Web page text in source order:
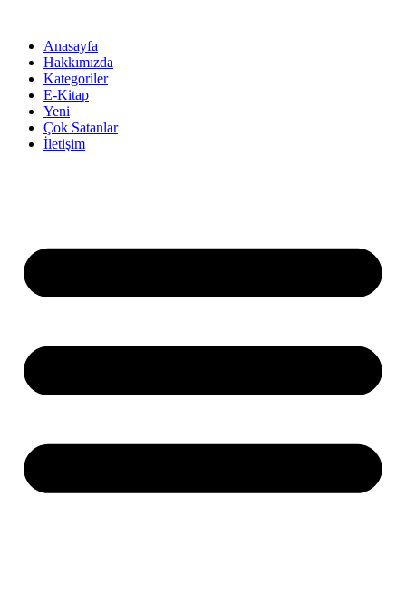
Anasayfa
Hakkımızda
Kategoriler
E-Kitap
Yeni
Çok Satanlar
İletişim